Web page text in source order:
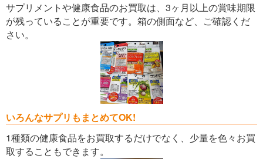
サプリメントや健康食品のお買取は、3ヶ月以上の賞味期限
が残っていることが重要です。箱の側面など、ご確認くだ
さい。
いろんなサプリもまとめてOK!
1種類の健康食品をお買取するだけでなく、少量を色々お買
取することもできます。